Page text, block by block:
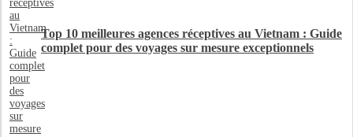
Top 10 meilleures agences réceptives au Vietnam : Guide
complet pour des voyages sur mesure exceptionnels